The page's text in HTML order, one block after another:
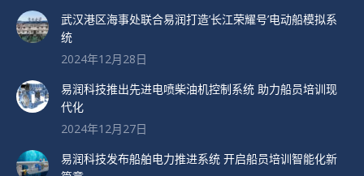
武汉港区海事处联合易润打造’长江荣耀号’电动船模拟系
统
2024年12月28日
易润科技推出先进电喷柴油机控制系统 助力船员培训现
代化
2024年12月27日
易润科技发布船舶电力推进系统 开启船员培训智能化新